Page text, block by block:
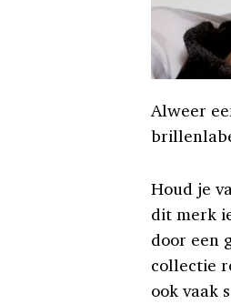
Alweer
Houd je
dit merk
door een
collectie
ook vaak